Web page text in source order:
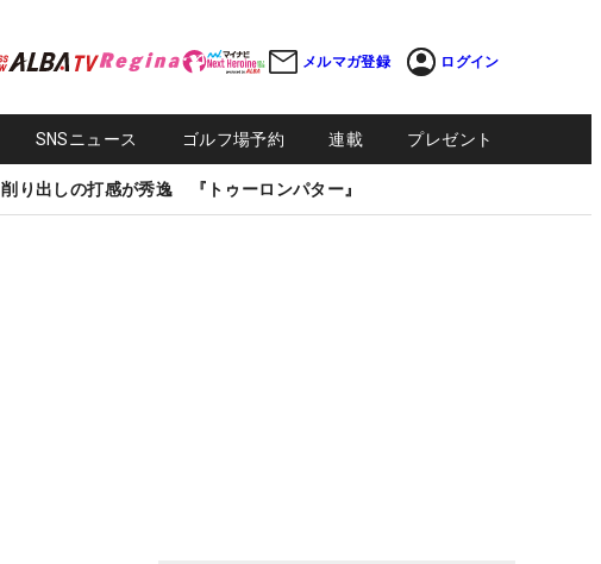
メルマガ登録 ログイン
SNSニュース ゴルフ場予約 連載 プレゼント
削り出しの打感が秀逸 『トゥーロンパター』